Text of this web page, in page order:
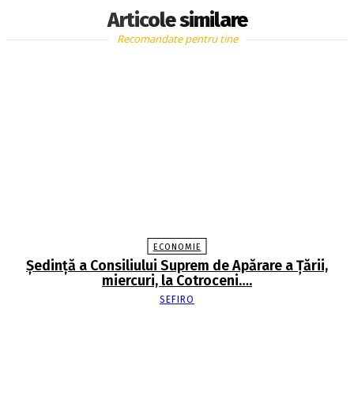
Articole similare
Recomandate pentru tine
ECONOMIE
Şedinţă a Consiliului Suprem de Apărare a Ţării,
miercuri, la Cotroceni….
SEFIRO